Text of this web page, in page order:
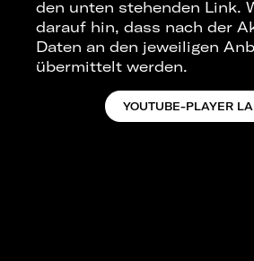
den unten stehenden Link.
darauf hin, dass nach der
Daten an den jeweiligen
übermittelt werden.
YOUTUBE-PLAYER